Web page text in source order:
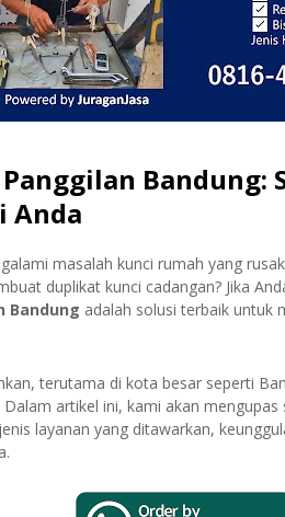
Bandung:
Anda
masalah kunci rumah yang
duplikat kunci cadangan? Jika
Bandung adalah solusi terbaik untuk
terutama di kota besar seperti
artikel ini, kami akan
layanan yang ditawarkan,